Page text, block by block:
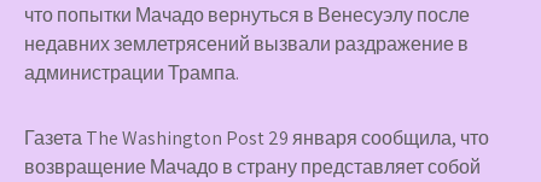
что попытки Мачадо вернуться в Венесуэлу после
недавних землетрясений вызвали раздражение в
администрации Трампа.
Газета The Washington Post 29 января сообщила, что
возвращение Мачадо в страну представляет собой